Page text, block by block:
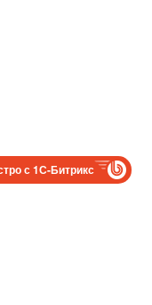
с 1С-Битрикс